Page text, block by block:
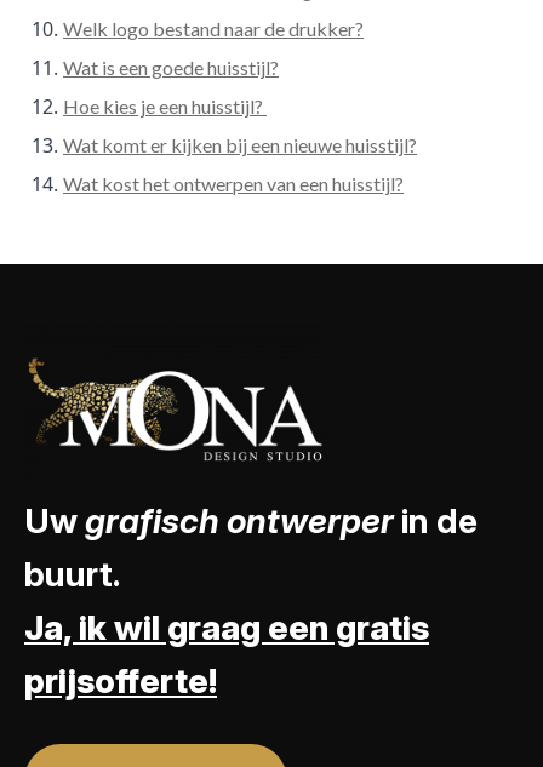
Welk logo bestand naar de drukker?
Wat is een goede huisstijl?
Hoe kies je een huisstijl?
Wat komt er kijken bij een nieuwe huisstijl?
Wat kost het ontwerpen van een huisstijl?
Uwgrafisch ontwerperin de
buurt.
Ja, ik wil graag een gratis
prijsofferte!